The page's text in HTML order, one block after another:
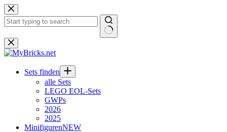
Zum
Inhalt
springen
Keine
Ergebnisse
Sets finden
alle Sets
LEGO EOL-Sets
GWPs
2026
2025
MinifigurenNEW